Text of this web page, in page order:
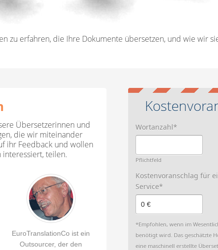
zu erfahren, die Ihre Dokumente übersetzen, und wie wir
Übersetzerinnen und
die wir miteinander
ihr Feedback und wollen
interessiert, teilen.
EuroTranslationCo ist ein
Outsourcer, der den
Wortanzahl*
Pflichtfeld
Hidden
Hidden
Hidden
Kostenvoranschlag für
Service*
*Empfohlen, wenn im
benötigt wird. Das geschätzte
eine maschinell erstellte